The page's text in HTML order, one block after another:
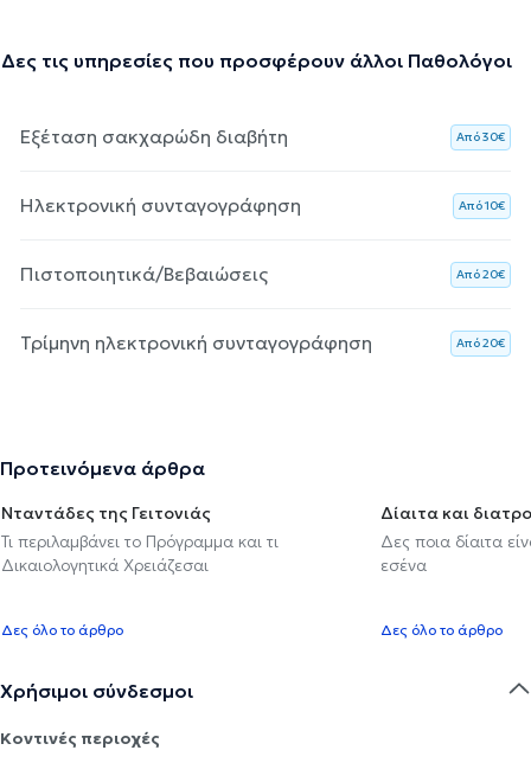
Δες τις υπηρεσίες που προσφέρουν άλλοι Παθολόγοι
Εξέταση σακχαρώδη διαβήτη Aπό 30€
Ηλεκτρονική συνταγογράφηση Aπό 10€
Πιστοποιητικά/Βεβαιώσεις Aπό 20€
Τρίμηνη ηλεκτρονική συνταγογράφηση Aπό 20€
Προτεινόμενα άρθρα
Νταντάδες της Γειτονιάς
Τι περιλαμβάνει το Πρόγραμμα και τι
Δικαιολογητικά Χρειάζεσαι
Δες όλο το άρθρο
Δίαιτα και
Δες ποια δίαιτα
εσένα
Δες όλο το άρθρο
Χρήσιμοι σύνδεσμοι
Κοντινές περιοχές